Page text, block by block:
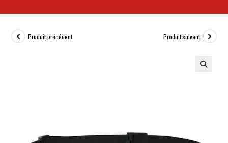
Produit précédent Produit suivant